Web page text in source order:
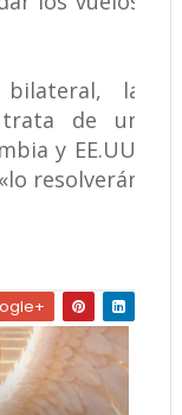
la
de un
y EE.UU.
resolverán